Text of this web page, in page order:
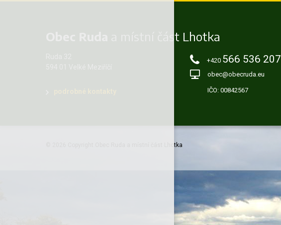
a místní část Lhotka
+420 566 536 207
obec@obecruda.eu
IČO: 00842567
© 2026 Copyright Obec Ruda a místní část Lhotka